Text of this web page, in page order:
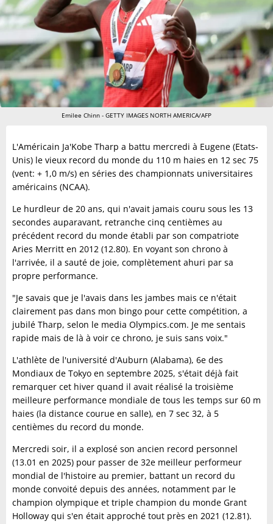
Emilee Chinn - GETTY IMAGES NORTH AMERICA/AFP
L'Américain Ja'Kobe Tharp a battu mercredi à Eugene (Etats-
Unis) le vieux record du monde du 110 m haies en 12 sec 75
(vent: + 1,0 m/s) en séries des championnats universitaires
américains (NCAA).
Le hurdleur de 20 ans, qui n'avait jamais couru sous les 13
secondes auparavant, retranche cinq centièmes au
précédent record du monde établi par son compatriote
Aries Merritt en 2012 (12.80). En voyant son chrono à
l'arrivée, il a sauté de joie, complètement ahuri par sa
propre performance.
"Je savais que je l'avais dans les jambes mais ce n'était
clairement pas dans mon bingo pour cette compétition, a
jubilé Tharp, selon le media Olympics.com. Je me sentais
rapide mais de là à voir ce chrono, je suis sans voix."
L'athlète de l'université d'Auburn (Alabama), 6e des
Mondiaux de Tokyo en septembre 2025, s'était déjà fait
remarquer cet hiver quand il avait réalisé la troisième
meilleure performance mondiale de tous les temps sur 60 m
haies (la distance courue en salle), en 7 sec 32, à 5
centièmes du record du monde.
Mercredi soir, il a explosé son ancien record personnel
(13.01 en 2025) pour passer de 32e meilleur performeur
mondial de l'histoire au premier, battant un record du
monde convoité depuis des années, notamment par le
champion olympique et triple champion du monde Grant
Holloway qui s'en était approché tout près en 2021 (12.81).